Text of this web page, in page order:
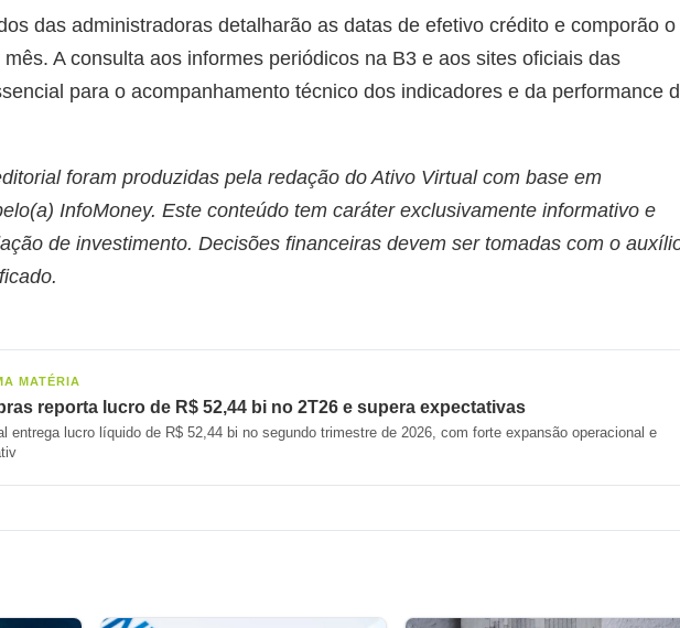
das administradoras detalharão as datas de efetivo crédito e comporão o
A consulta aos informes periódicos na B3 e aos sites oficiais das
para o acompanhamento técnico dos indicadores e da performance
foram produzidas pela redação do Ativo Virtual com base em
InfoMoney. Este conteúdo tem caráter exclusivamente informativo e
de investimento. Decisões financeiras devem ser tomadas com o
MATÉRIA
reporta lucro de R$ 52,44 bi no 2T26 e supera expectativas
entrega lucro líquido de R$ 52,44 bi no segundo trimestre de 2026, com forte expansão operacional e